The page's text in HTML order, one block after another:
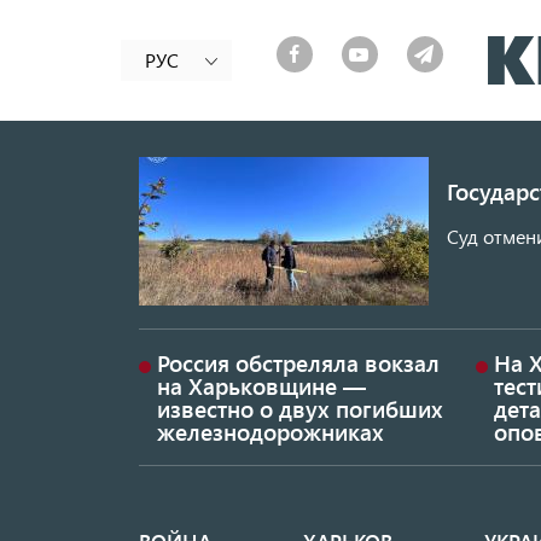
РУС
Суд
Россия обстреляла вокзал
на Харьковщине —
известно о двух погибших
железнодорожниках
На